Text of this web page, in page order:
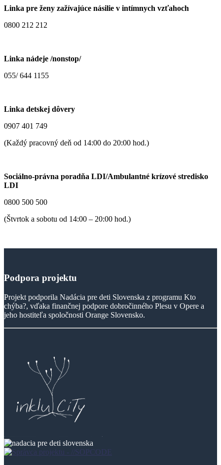
Linka pre ženy zažívajúce násilie v intímnych vzťahoch
0800 212 212
Linka nádeje /nonstop/
055/ 644 1155
Linka detskej dôvery
0907 401 749
(Každý pracovný deň od 14:00 do 20:00 hod.)
Sociálno-právna poradňa LDI/Ambulantné krízové stredisko
LDI
0800 500 500
(Štvrtok a sobotu od 14:00 – 20:00 hod.)
Podpora projektu
Projekt podporila Nadácia pre deti Slovenska z programu Kto
chýba?, vďaka finančnej podpore dobročinného Plesu v Opere a
jeho hostiteľa spoločnosti Orange Slovensko.